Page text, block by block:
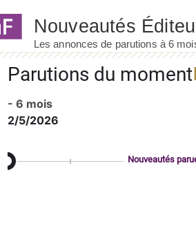
Parutions du moment
- 6 mois
2/5/2026
Nouveautés